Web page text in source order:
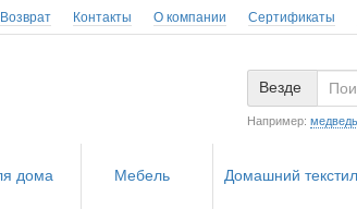
Возврат Контакты О компании Сертификаты
Везде
Например: медведь
дома Мебель Домашний